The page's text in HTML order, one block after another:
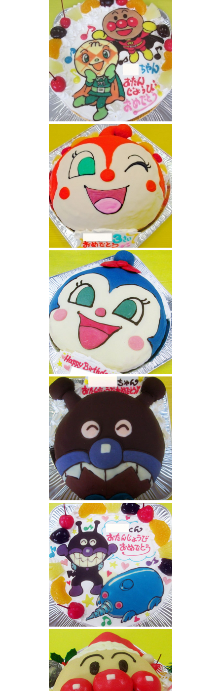
似顔絵ケーキ、ドキンチャンと
アンパンマンとメロンパンナちゃんケーキ
ドキンちゃんケーキ
コキンちゃんケーキ
バイキンマンケーキ
バイキンマンともぐりんイラストケーキ